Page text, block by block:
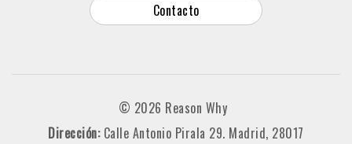
Contacto
© 2026 Reason Why
Dirección: Calle Antonio Pirala 29. Madrid, 28017